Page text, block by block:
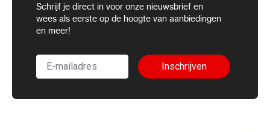
Schrijf je direct in voor onze nieuwsbrief en
wees als eerste op de hoogte van aanbiedingen
en meer!
Inschrijven